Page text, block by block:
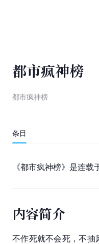
都市疯神榜
都市疯神榜
条目
《都市疯神榜》是连
内容简介
不作死就不会死，不抽